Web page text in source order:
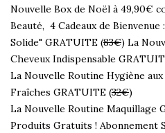
Nouvelle Box de Noël à 49,90€
Beauté, 4 Cadeaux de Bienvenue
Solide" GRATUITE (83€) La
Cheveux Indispensable
La Nouvelle Routine Hygiène
Fraîches GRATUITE (32€)
La Nouvelle Routine Maquillage
Produits Gratuits ! Abonnement